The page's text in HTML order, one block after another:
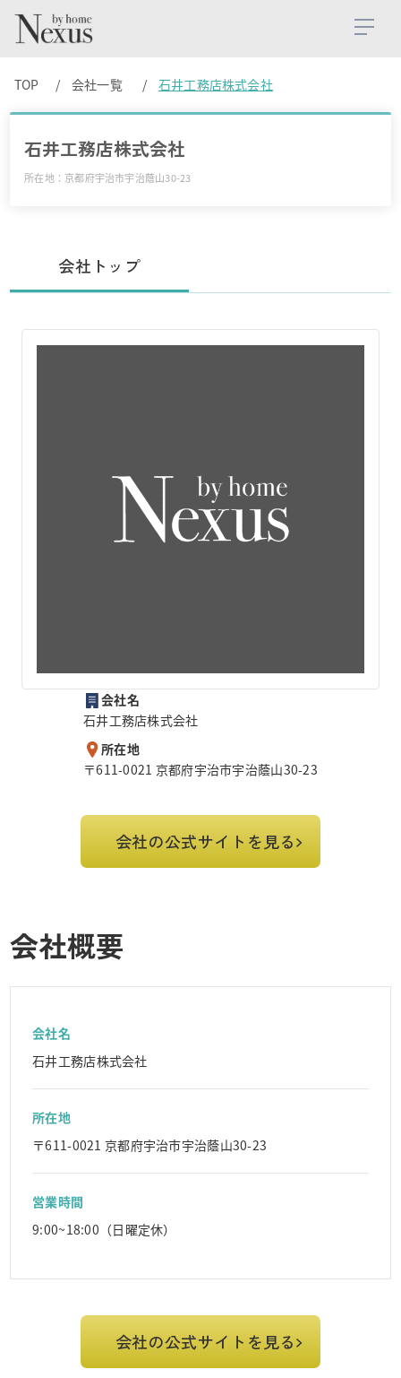
TOP 会社一覧 石井工務店株式会社
石井工務店株式会社
所在地：京都府宇治市宇治蔭山30-23
会社トップ
会社名
石井工務店株式会社
所在地
〒611-0021 京都府宇治市宇治蔭山30-23
会社の公式サイトを見る
会社概要
会社名
石井工務店株式会社
所在地
〒611-0021 京都府宇治市宇治蔭山30-23
営業時間
9:00~18:00（日曜定休）
会社の公式サイトを見る